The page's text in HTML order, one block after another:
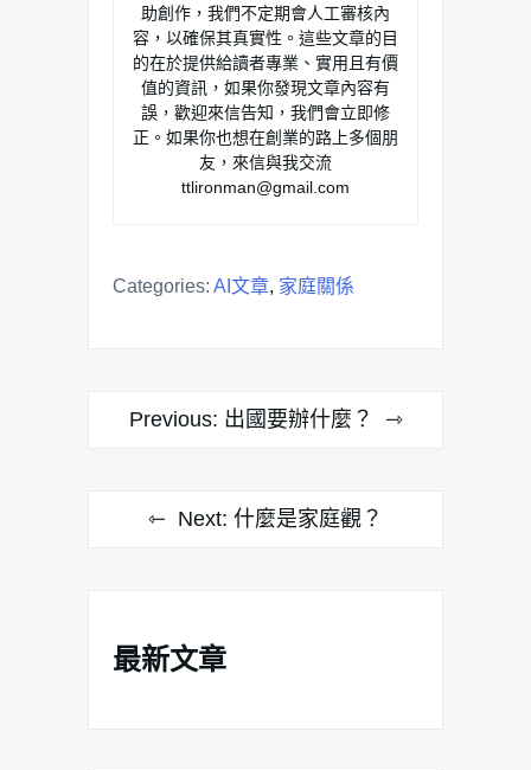
助創作，我們不定期會人工審核內
容，以確保其真實性。這些文章的目
的在於提供給讀者專業、實用且有價
值的資訊，如果你發現文章內容有
誤，歡迎來信告知，我們會立即修
正。如果你也想在創業的路上多個朋
友，來信與我交流
ttlironman@gmail.com
Categories: AI文章, 家庭關係
Previous: 出國要辦什麼？
Next: 什麼是家庭觀？
最新文章